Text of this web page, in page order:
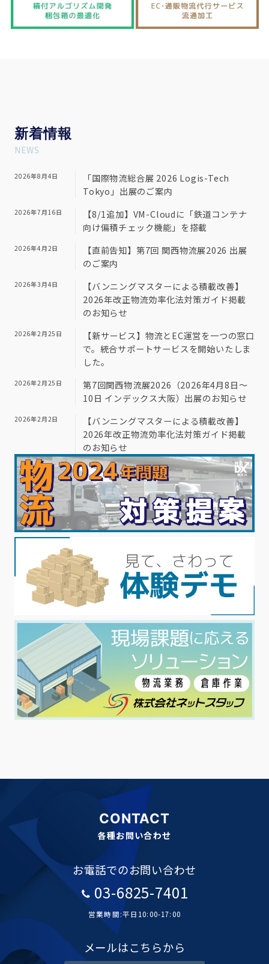
新着情報
NEWS
2026年8月4日
「国際物流総合展 2026 Logis-Tech
Tokyo」出展のご案内
2026年7月16日
【8/1追加】VM-Cloudに「鉄道コンテナ
向け偏積チェック機能」を搭載
2026年4月2日
【直前告知】第7回 関西物流展2026 出展
のご案内
2026年3月4日
【バンニングマスターによる積載改善】
2026年改正物流効率化法対策ガイド掲載
のお知らせ
2026年2月25日
【新サービス】物流とEC運営を一つの窓口
で。統合サポートサービスを開始いたしま
した。
2026年2月25日
第7回関西物流展2026（2026年4月8日～
10日 インデックス大阪）出展のお知らせ
2026年2月2日
【バンニングマスターによる積載改善】
2026年改正物流効率化法対策ガイド掲載
のお知らせ
CONTACT
各種お問い合わせ
お電話でのお問い合わせ
03-6825-7401
営業時間:平日10:00-17:00
メールはこちらから